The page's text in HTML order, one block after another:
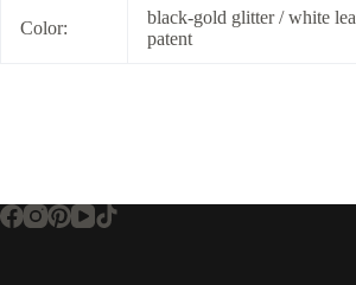
Color:
black-gold glitter / white
patent